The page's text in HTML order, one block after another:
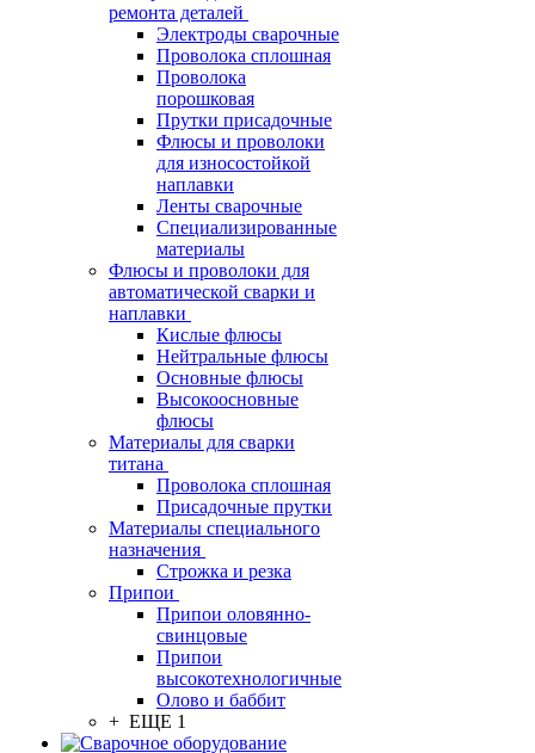
ремонта деталей
Электроды сварочные
Проволока сплошная
Проволока
порошковая
Прутки присадочные
Флюсы и проволоки
для износостойкой
наплавки
Ленты сварочные
Специализированные
материалы
Флюсы и проволоки для
автоматической сварки и
наплавки
Кислые флюсы
Нейтральные флюсы
Основные флюсы
Высокоосновные
флюсы
Материалы для сварки
титана
Проволока сплошная
Присадочные прутки
Материалы специального
назначения
Строжка и резка
Припои
Припои оловянно-
свинцовые
Припои
высокотехнологичные
Олово и баббит
+ ЕЩЕ 1